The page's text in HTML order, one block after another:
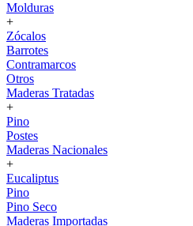
Molduras
+
Zócalos
Barrotes
Contramarcos
Otros
Maderas Tratadas
+
Pino
Postes
Maderas Nacionales
+
Eucaliptus
Pino
Pino Seco
Maderas Importadas